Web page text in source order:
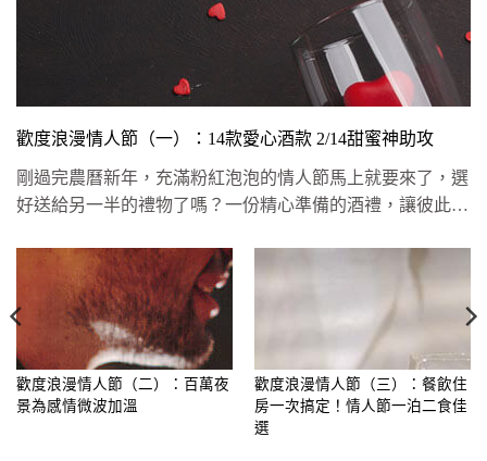
歡度浪漫情人節（一）：14款愛心酒款 2/14甜蜜神助攻
剛過完農曆新年，充滿粉紅泡泡的情人節馬上就要來了，選
好送給另一半的禮物了嗎？一份精心準備的酒禮，讓彼此雙
歡度浪漫情人節（二）：百萬夜
景為感情微波加溫
歡度浪漫情人節（三）：餐飲住
房一次搞定！情人節一泊二食佳
選